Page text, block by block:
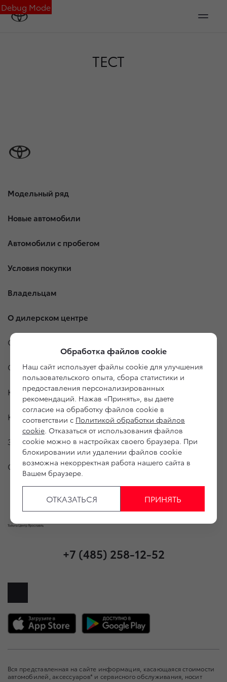
Debug Mode
ТЕСТ
Модельный ряд
Новые автомобили
Автомобили с пробегом
Условия покупки
Владельцам
О дилерском центре
Специальные предложения
Оцените ваш автомобиль
Консультация по кредиту
Консультация по страхованию
Записаться на сервис
Служба клиентской поддержки
+7 (485) 258-12-52
Вся представленная на сайте информация, касающаяся стоимости
автомобилей, аксессуаров* и сервисного обслуживания, носит
Обработка файлов cookie
Наш сайт использует файлы cookie для улучшения
пользовательского опыта, сбора статистики и
предоставления персонализированных
рекомендаций. Нажав «Принять», вы даете
согласие на обработку файлов cookie в
соответствии с Политикой обработки файлов
cookie. Отказаться от использования файлов
cookie можно в настройках своего браузера. При
блокировании или удалении файлов cookie
возможна некорректная работа нашего сайта в
Вашем браузере.
ОТКАЗАТЬСЯ ПРИНЯТЬ